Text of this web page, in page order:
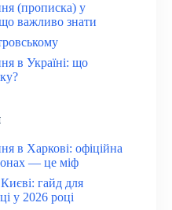
(прописка) у
важливо знати
в Україні: що
в Харкові: офіційна
— це міф
гайд для
у 2026 році